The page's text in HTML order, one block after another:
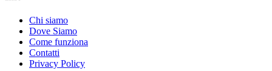
Chi siamo
Dove Siamo
Come funziona
Contatti
Privacy Policy